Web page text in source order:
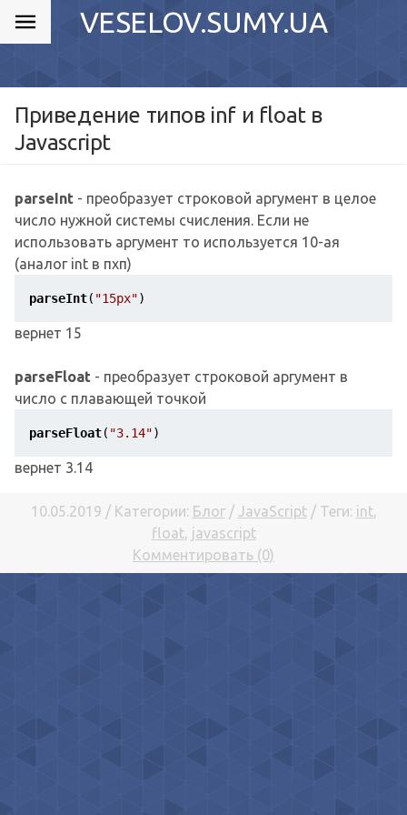
VESELOV.SUMY.UA
Приведение типов inf и float в
Javascript
parseInt - преобразует строковой аргумент в целое
число нужной системы счисления. Если не
использовать аргумент то используется 10-ая
(аналог int в пхп)
parseInt( "15px")
вернет 15
parseFloat - преобразует строковой аргумент в
число с плавающей точкой
parseFloat( "3.14")
вернет 3.14
10.05.2019 / Категории: Блог/ JavaScript/ Теги: int,
float, javascript
Комментировать (0)